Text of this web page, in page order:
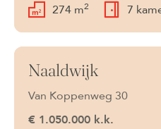
274 m2 7
Verkocht
Naaldwijk
Van Koppenweg 30
€ 1.050.000 k.k.